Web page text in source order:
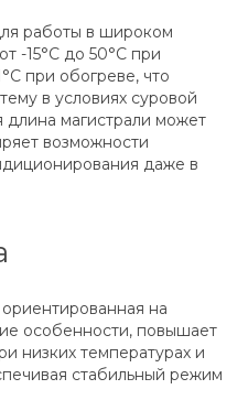
работы в широком
-15°С до 50°С при
при обогреве, что
в условиях суровой
магистрали может
возможности
даже в
на
особенности, повышает
низких температурах и
стабильный режим